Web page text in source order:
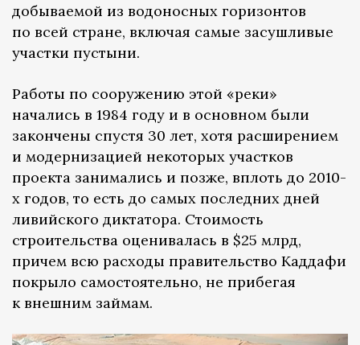
добываемой из водоносных горизонтов
по всей стране, включая самые засушливые
участки пустыни.
Работы по сооружению этой «реки»
начались в 1984 году и в основном были
закончены спустя 30 лет, хотя расширением
и модернизацией некоторых участков
проекта занимались и позже, вплоть до 2010-
х годов, то есть до самых последних дней
ливийского диктатора. Стоимость
строительства оценивалась в $25 млрд,
причем всю расходы правительство Каддафи
покрыло самостоятельно, не прибегая
к внешним займам.